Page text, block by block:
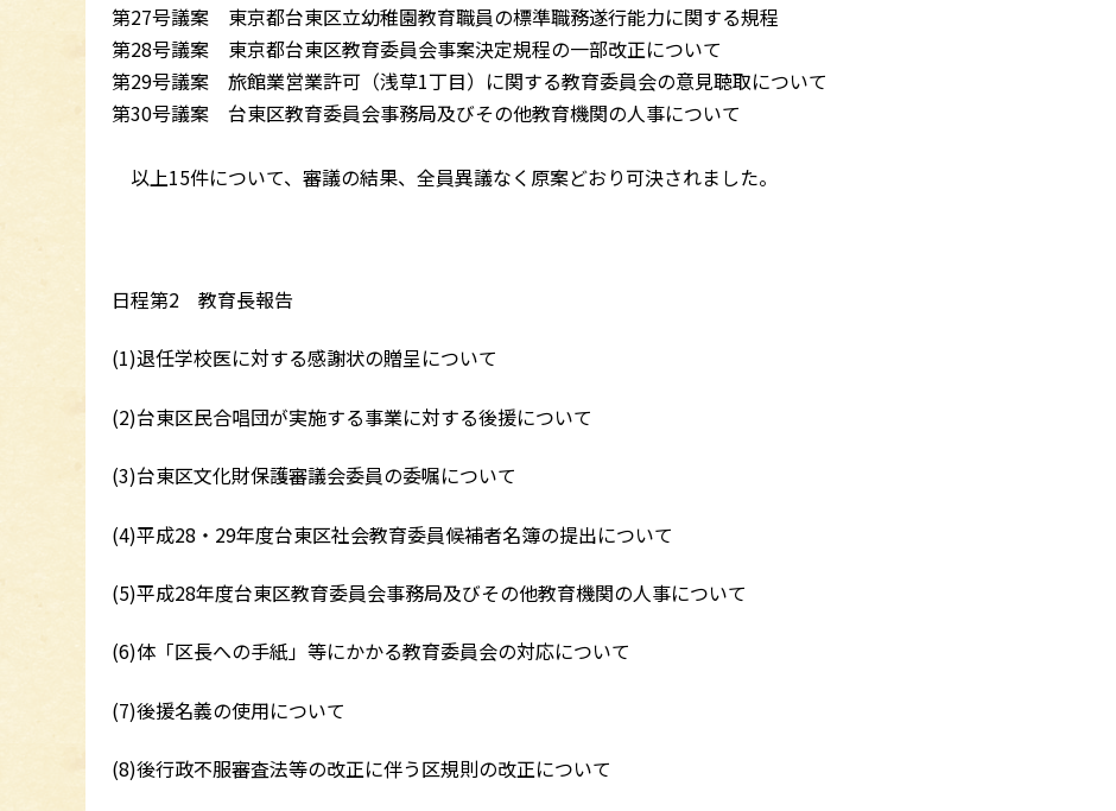
第27号議案 東京都台東区立幼稚園教育職員の標準職務遂行能力に関する規程
第28号議案 東京都台東区教育委員会事案決定規程の一部改正について
第29号議案 旅館業営業許可（浅草1丁目）に関する教育委員会の意見聴取について
第30号議案 台東区教育委員会事務局及びその他教育機関の人事について
以上15件について、審議の結果、全員異議なく原案どおり可決されました。
日程第2 教育長報告
(1)退任学校医に対する感謝状の贈呈について
(2)台東区民合唱団が実施する事業に対する後援について
(3)台東区文化財保護審議会委員の委嘱について
(4)平成28・29年度台東区社会教育委員候補者名簿の提出について
(5)平成28年度台東区教育委員会事務局及びその他教育機関の人事について
(6)体「区長への手紙」等にかかる教育委員会の対応について
(7)後援名義の使用について
(8)後行政不服審査法等の改正に伴う区規則の改正について